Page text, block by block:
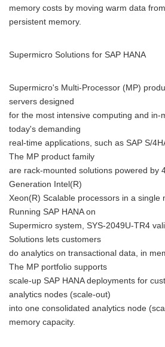
memory costs by moving warm data
persistent memory.
Supermicro Solutions for SAP HANA
Supermicro's Multi-Processor (MP)
servers designed
for the most intensive computing and in-
today's demanding
real-time applications, such as SAP S/
The MP product family
are rack-mounted solutions powered by
Generation Intel(R)
Xeon(R) Scalable processors in a single
Running SAP HANA on
Supermicro system, SYS-2049U-TR4
Solutions lets customers
do analytics on transactional data, in
The MP portfolio supports
scale-up SAP HANA deployments for
analytics nodes (scale-out)
into one consolidated analytics node
memory capacity.